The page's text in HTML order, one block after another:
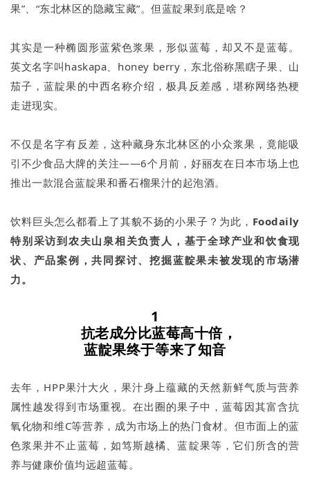
果”、“东北林区的隐藏宝藏”。但蓝靛果到底是啥？
其实是一种椭圆形蓝紫色浆果，形似蓝莓，却又不是蓝莓。
英文名字叫haskapa、honey berry，东北俗称黑瞎子果、山
茄子，蓝靛果的中西名称介绍，极具反差感，堪称网络热梗
走进现实。
不仅是名字有反差，这种藏身东北林区的小众浆果，竟能吸
引不少食品大牌的关注——6个月前，好丽友在日本市场上也
推出一款混合蓝靛果和番石榴果汁的起泡酒。
饮料巨头怎么都看上了其貌不扬的小果子？为此， Foodaily
特别采访到农夫山泉相关负责人，基于全球产业和饮食现
状、产品案例，共同探讨、挖掘蓝靛果未被发现的市场潜
力。
1
抗老成分比蓝莓高十倍，
蓝靛果终于等来了知音
去年，HPP果汁大火，果汁身上蕴藏的天然新鲜气质与营养
属性越发得到市场重视。在出圈的果子中，蓝莓因其富含抗
氧化物和维C等营养，成为市场上的热门食材。但市面上的蓝
色浆果并不止蓝莓，如笃斯越橘、蓝靛果等，它们所含的营
养与健康价值均远超蓝莓。